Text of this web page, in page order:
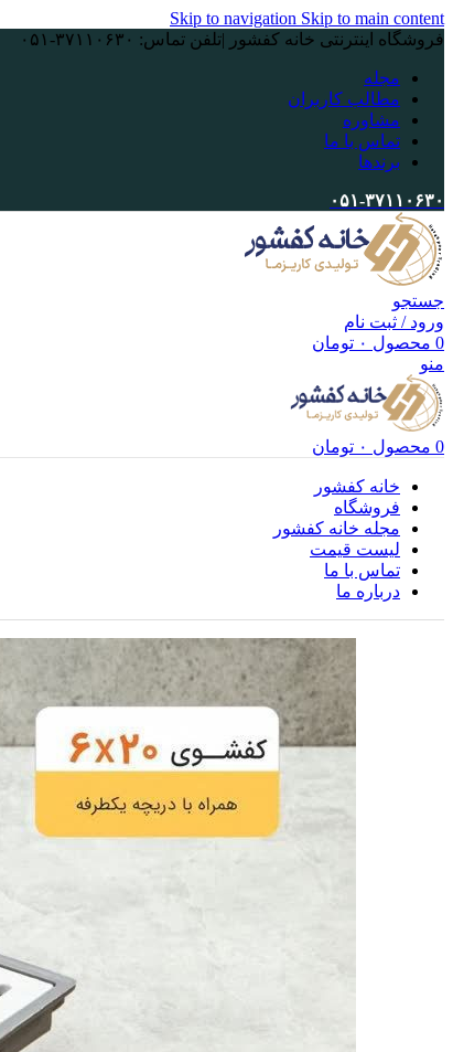
Skip to navigation Skip to main content
فروشگاه اینترنتی خانه کفشور |تلفن تماس: ۳۷۱۱۰۶۳۰-۰۵۱
مجله
مطالب کاربران
مشاوره
تماس با ما
برندها
۰۵۱-۳۷۱۱۰۶۳۰
جستجو
ورود / ثبت نام
0 محصول ۰ تومان
منو
0 محصول ۰ تومان
خانه کفشور
فروشگاه
مجله خانه کفشور
لیست قیمت
تماس با ما
درباره ما